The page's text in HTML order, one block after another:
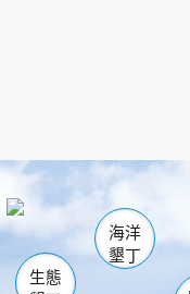
海生館
恆春
龍鑾潭
瓊麻館
關山
白砂
生態
海洋
墾丁